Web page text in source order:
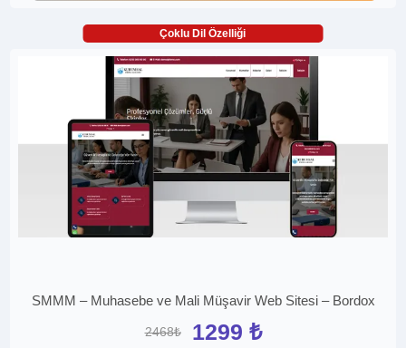
Çoklu Dil Özelliği
SMMM – Muhasebe ve Mali Müşavir Web Sitesi – Bordox
2468₺ 1299 ₺